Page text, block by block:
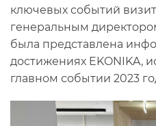
ключевых событий
генеральным
была представлена
достижениях EKONIKA,
главном событии 2023